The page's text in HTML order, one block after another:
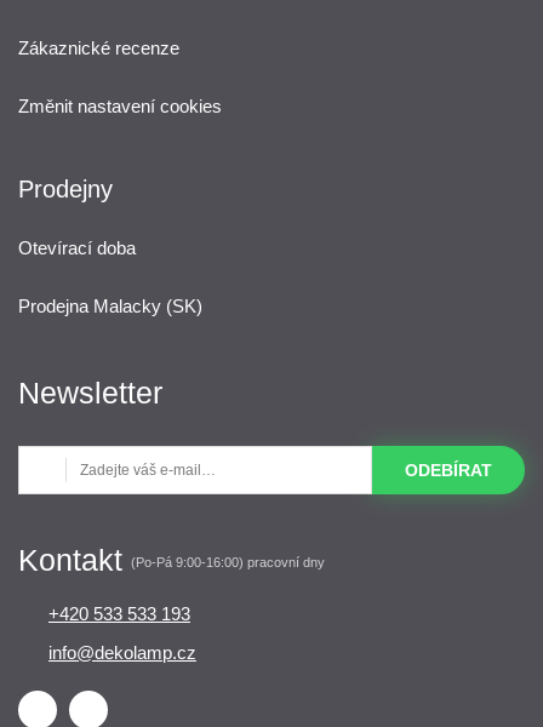
Zákaznické recenze
Změnit nastavení cookies
Prodejny
Otevírací doba
Prodejna Malacky (SK)
Newsletter
ODEBÍRAT
Kontakt (Po-Pá 9:00-16:00) pracovní dny
+420 533 533 193
info@dekolamp.cz